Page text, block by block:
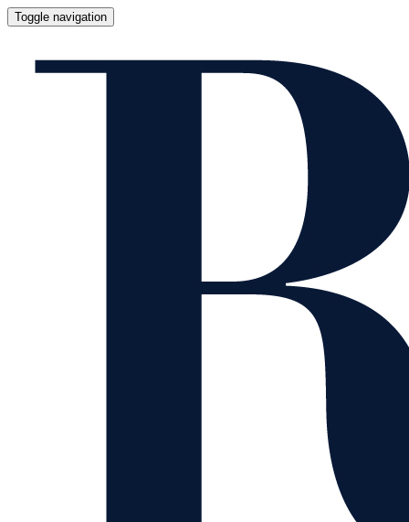
Toggle navigation